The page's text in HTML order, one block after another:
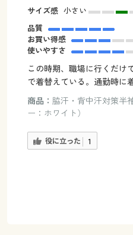
サイズ感 小さい
品質
お買い得感
使いやすさ
この時期、職場に行くだけ
で着替えている。通勤時に
商品： 脇汗・背中汗対策半
ー：ホワイト）
役に立った 1